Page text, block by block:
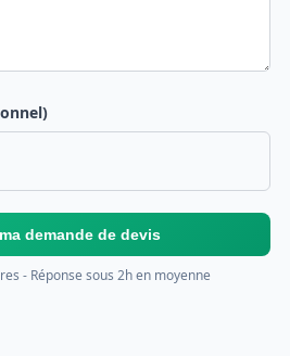
demande de devis
- Réponse sous 2h en moyenne